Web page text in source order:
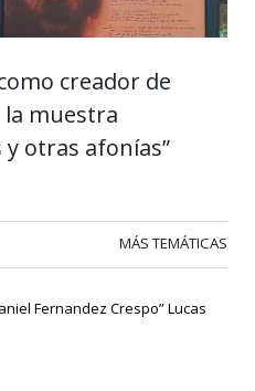
creador de
la muestra
y otras afonías”
MÁS TEMÁTICAS
Fernandez Crespo” Lucas